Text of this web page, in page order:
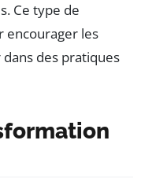
Ce type de
encourager les
dans des pratiques